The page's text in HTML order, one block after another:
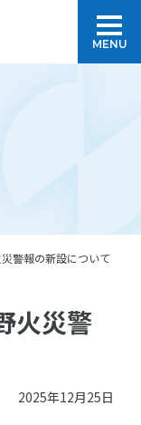
MENU
警報の新設について
火災警
2025年12月25日